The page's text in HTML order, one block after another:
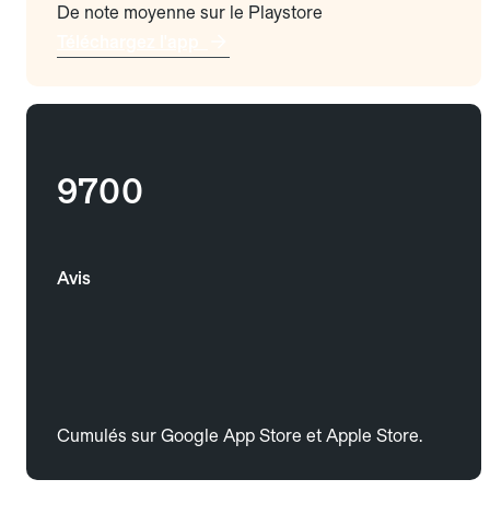
De note moyenne sur le Playstore
9700
Avis
Cumulés sur Google App Store et Apple Store.